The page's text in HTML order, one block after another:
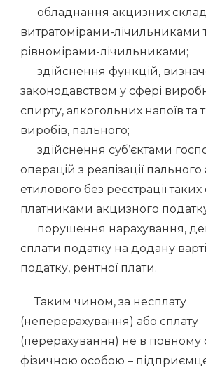
обладнання акцизних
витратомірами-лічильниками
рівномірами-лічильниками;
здійснення функцій,
законодавством у сфері
спирту, алкогольних напоїв та
виробів, пального;
здійснення суб’єктами
операцій з реалізації
етилового без реєстрації таких
платниками акцизного
порушення нарахування,
сплати податку на додану
податку, рентної плати.
Таким чином, за несплату
(неперерахування) або сплату
(перерахування) не в повному
фізичною особою –